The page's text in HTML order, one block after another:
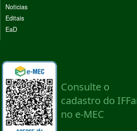
Noticias
Editais
EaD